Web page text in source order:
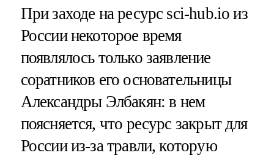
При заходе на ресурс sci-hub.io из
России некоторое время
появлялось только заявление
соратников его основательницы
Александры Элбакян: в нем
поясняется, что ресурс закрыт для
России из-за травли, которую